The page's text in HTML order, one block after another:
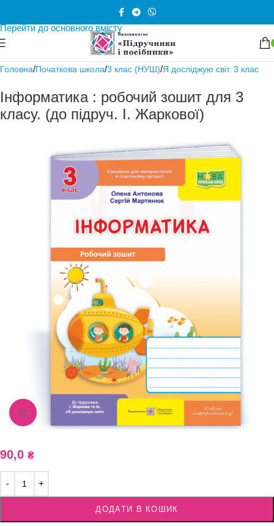
Перейти до основного вмісту
Головна/Початкова школа/3 клас (НУШ)/Я досліджую світ. 3 клас
Інформатика : робочий зошит для 3
класу. (до підруч. І. Жаркової)
Збільшити зображення
90,0 ₴
ДОДАТИ В КОШИК